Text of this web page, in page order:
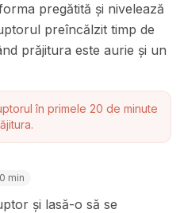
pregătită și nivelează
preîncălzit timp de
prăjitura este aurie și un
în primele 20 de minute
min
și lasă-o să se